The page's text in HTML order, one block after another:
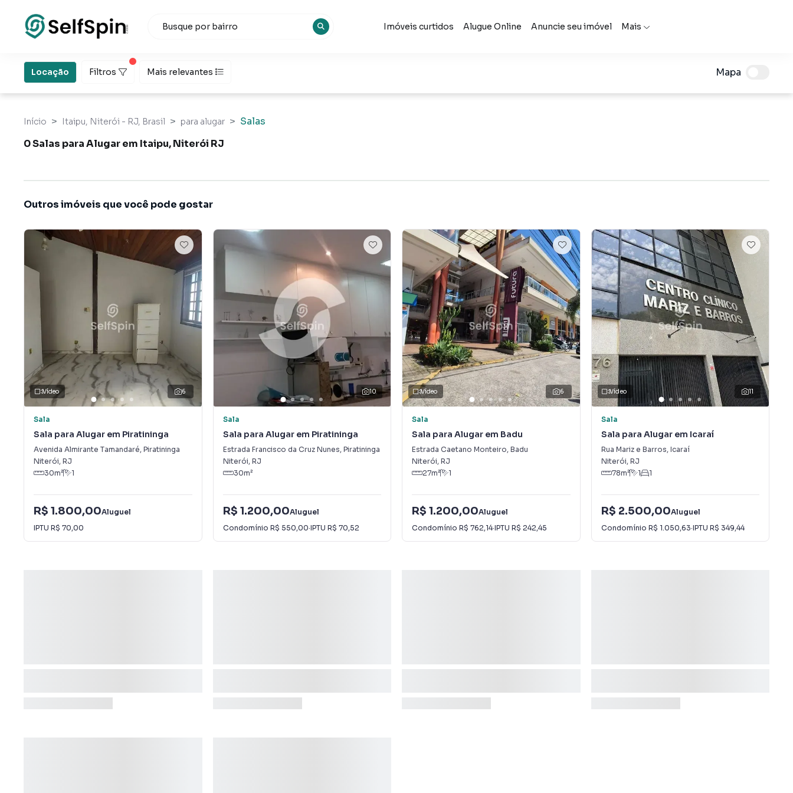
Imóveis curtidos Alugue Online Anuncie seu imóvel Mais
Locação Filtros Mais relevantes Mapa
Início Itaipu, Niterói - RJ, Brasil para alugar
Salas
0 Salas para Alugar em Itaipu, Niterói RJ
Outros imóveis que você pode gostar
6
Vídeo
Sala
Sala para Alugar em Piratininga
Avenida Almirante Tamandaré, Piratininga
Niterói, RJ
30m² 1
R$ 1.800,00Aluguel
IPTU R$ 70,00
10
Sala
Sala para Alugar em Piratininga
Estrada Francisco da Cruz Nunes, Piratininga
Niterói, RJ
30m²
R$ 1.200,00Aluguel
Condomínio R$ 550,00·IPTU R$ 70,52
6
Vídeo
Sala
Sala para Alugar em Badu
Estrada Caetano Monteiro, Badu
Niterói, RJ
27m² 1
R$ 1.200,00Aluguel
Condomínio R$ 762,14·IPTU R$ 242,45
11
Vídeo
Sala
Sala para Alugar em Icaraí
Rua Mariz e Barros, Icaraí
Niterói, RJ
78m² 1 1
R$ 2.500,00Aluguel
Condomínio R$ 1.050,63·IPTU R$ 349,44